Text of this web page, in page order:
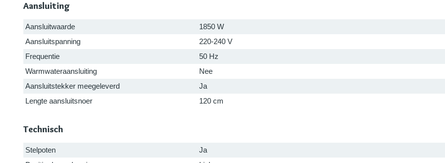
Aansluiting
Aansluitwaarde
1850 W
Aansluitspanning
220-240 V
Frequentie
50 Hz
Warmwateraansluiting
Nee
Aansluitstekker meegeleverd
Ja
Lengte aansluitsnoer
120 cm
Technisch
Stelpoten
Ja